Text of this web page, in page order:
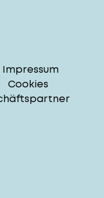
Impressum
Cookies